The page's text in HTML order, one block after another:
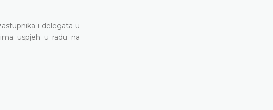
i delegata u
uspjeh u radu na